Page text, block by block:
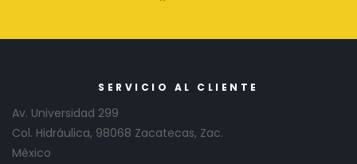
SERVICIO AL CLIENTE
Av. Universidad 299
Col. Hidráulica, 98068 Zacatecas, Zac.
México